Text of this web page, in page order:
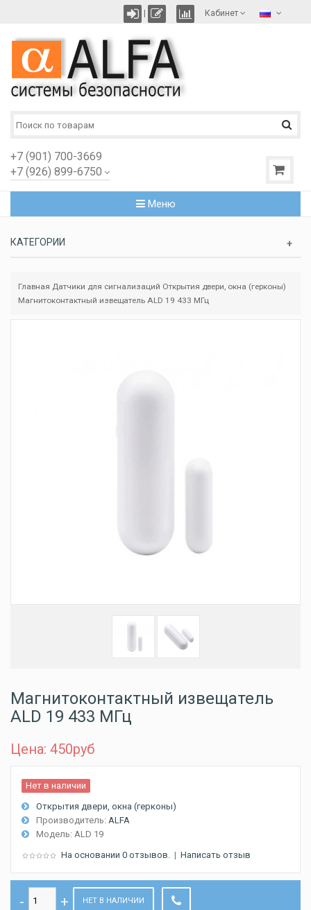
Кабинет
+7 (901) 700-3669
+7 (926) 899-6750
Меню
КАТЕГОРИИ
Главная Датчики для сигнализаций Открытия двери, окна (герконы)
Магнитоконтактный извещатель ALD 19 433 МГц
Магнитоконтактный извещатель
ALD 19 433 МГц
Цена: 450руб
Нет в наличии
Открытия двери, окна (герконы)
Производитель: ALFA
Модель: ALD 19
На основании 0 отзывов. | Написать отзыв
НЕТ В НАЛИЧИИ